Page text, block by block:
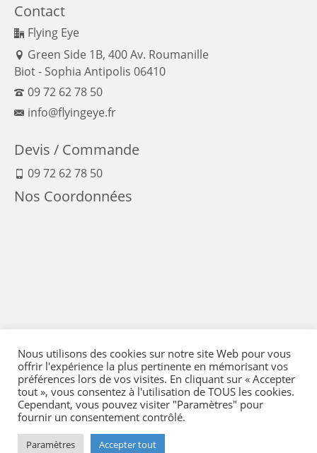
Contact
Flying Eye
Green Side 1B, 400 Av. Roumanille
Biot - Sophia Antipolis 06410
09 72 62 78 50
info@flyingeye.fr
Devis / Commande
09 72 62 78 50
Nos Coordonnées
Mentions Légales-Conditions générales de vente
-Politique qualité- Moyens de paiement-
Nous utilisons des cookies sur notre site Web pour vous
offrir l'expérience la plus pertinente en mémorisant vos
préférences lors de vos visites. En cliquant sur « Accepter
tout », vous consentez à l'utilisation de TOUS les cookies.
Cependant, vous pouvez visiter "Paramètres" pour
fournir un consentement contrôlé.
Paramètres Accepter tout